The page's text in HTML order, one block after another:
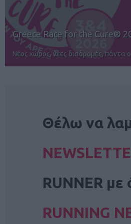
12ος TUI Rhodes Marathon:
Αγώνες για όλους στην Ρόδο
Θέλω να
RUNNER με
RUNNING